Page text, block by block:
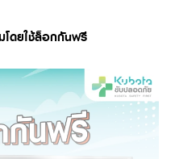
โดยใช้ล็อกกันฟรี